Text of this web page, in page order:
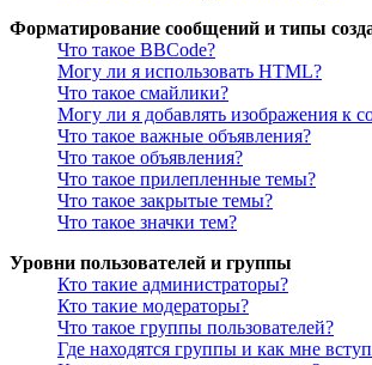
Форматирование сообщений и типы
Что такое BBCode?
Могу ли я использовать HTML?
Что такое смайлики?
Могу ли я добавлять изображения к
Что такое важные объявления?
Что такое объявления?
Что такое прилепленные темы?
Что такое закрытые темы?
Что такое значки тем?
Уровни пользователей и группы
Кто такие администраторы?
Кто такие модераторы?
Что такое группы пользователей?
Где находятся группы и как мне